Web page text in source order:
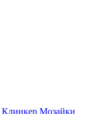
Клинкер Мозайки